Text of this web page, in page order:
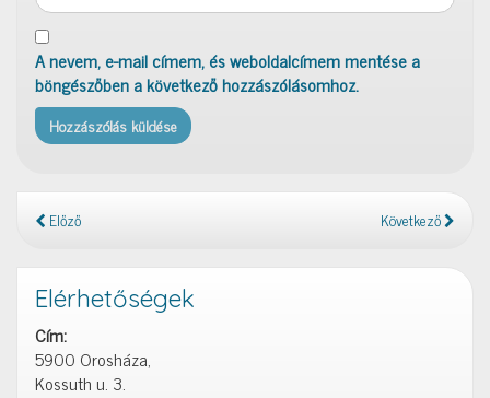
A nevem, e-mail címem, és weboldalcímem mentése a
böngészőben a következő hozzászólásomhoz.
Előző Következő
Elérhetőségek
Cím:
5900 Orosháza,
Kossuth u. 3.